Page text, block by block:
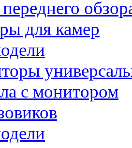
для камер
с монитором